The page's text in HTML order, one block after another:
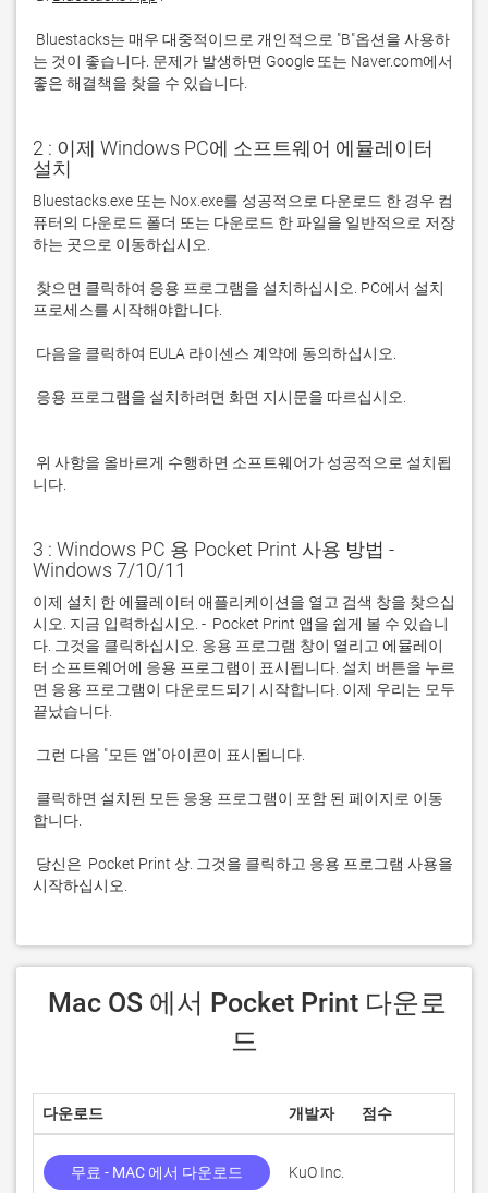
는 것이 좋습니다. 문제가 발생하면 Google 또는 Naver.com에서
좋은 해결책을 찾을 수 있습니다.
2 : 이제 Windows PC에 소프트웨어 에뮬레이터
설치
Bluestacks.exe 또는 Nox.exe를 성공적으로 다운로드 한 경우 컴
퓨터의 다운로드 폴더 또는 다운로드 한 파일을 일반적으로 저장
니다.
3 : Windows PC 용 Pocket Print 사용 방법 -
Windows 7/10/11
이제 설치 한 에뮬레이터 애플리케이션을 열고 검색 창을 찾으십
시오. 지금 입력하십시오. -  Pocket Print 앱을 쉽게 볼 수 있습니
다. 그것을 클릭하십시오. 응용 프로그램 창이 열리고 에뮬레이
터 소프트웨어에 응용 프로그램이 표시됩니다. 설치 버튼을 누르
면 응용 프로그램이 다운로드되기 시작합니다. 이제 우리는 모두
시작하십시오.
드
다운로드 개발자 점수
무료 - MAC 에서 다운로드 KuO Inc.